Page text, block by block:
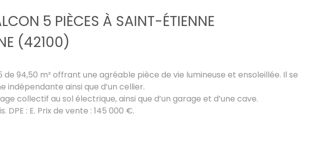
5 PIÈCES À SAINT-ÉTIENNE
(42100)
94,50 m² offrant une agréable pièce de vie lumineuse et ensoleillée. Il se
indépendante ainsi que d’un cellier.
collectif au sol électrique, ainsi que d’un garage et d’une cave.
: E. Prix de vente : 145 000 €.